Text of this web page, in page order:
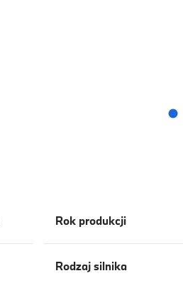
Rok produkcji
Rodzaj silnika